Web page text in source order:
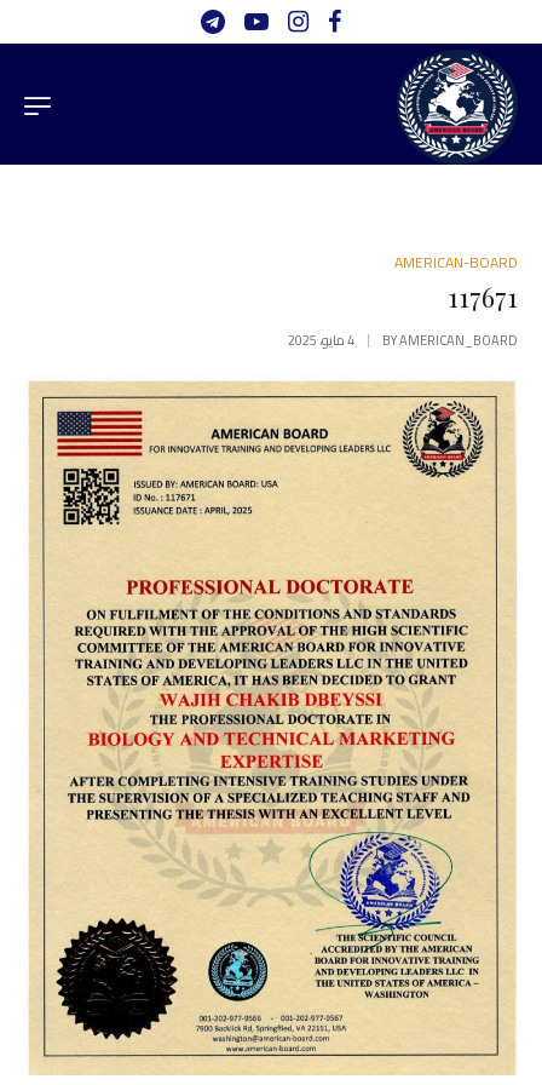
AMERICAN-BOARD
117671
BYAMERICAN_BOARD 4 مايو، 2025